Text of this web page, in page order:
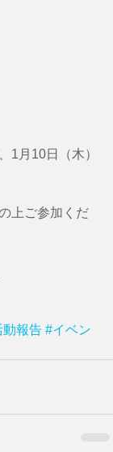
1月10日（木）
上ご参加くだ
動報告 #イベン